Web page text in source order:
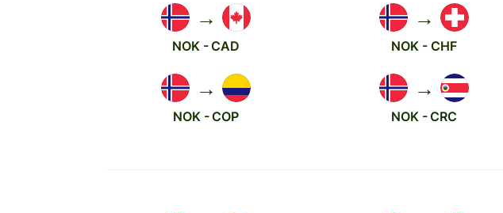
→
NOK - CAD
→
NOK - CHF
→
NOK - COP
→
NOK - CRC